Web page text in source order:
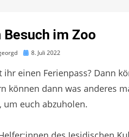
Besuch im Zoo
Posted
8. Juli 2022
ihr einen Ferienpass? Dann
können dann was anderes
um euch abzuholen.